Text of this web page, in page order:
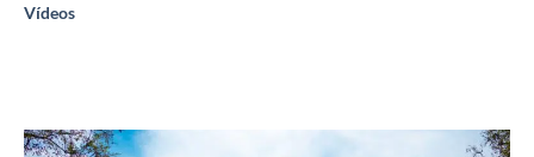
Vídeos